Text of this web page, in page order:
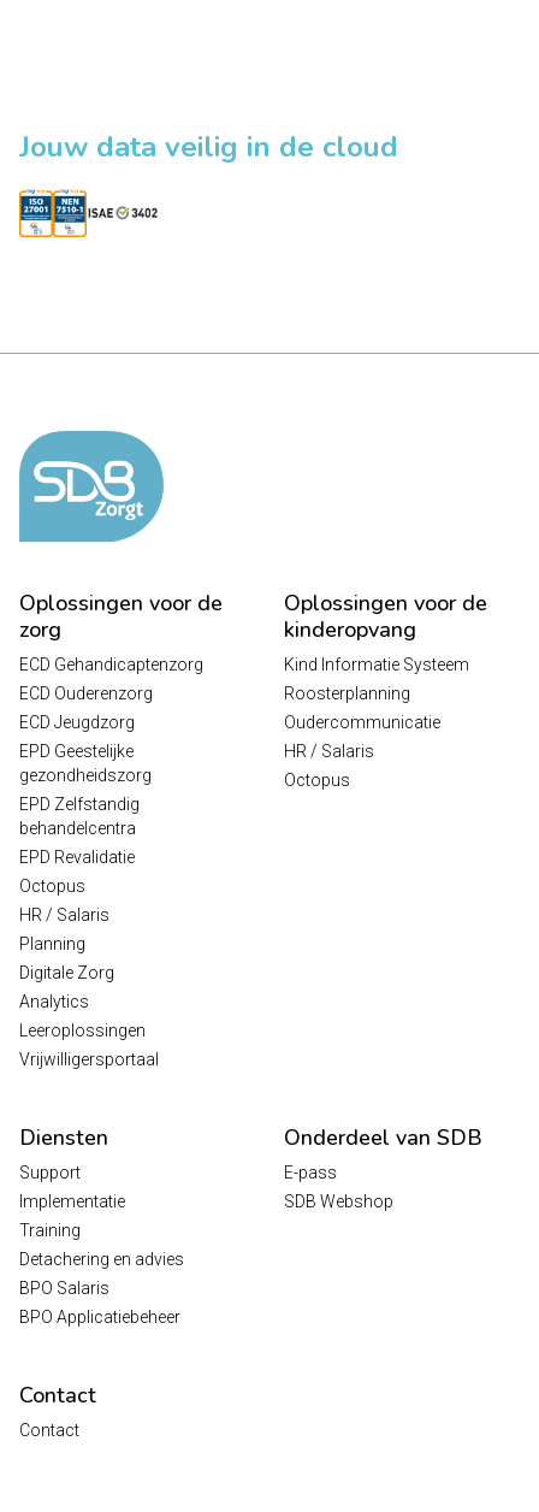
Jouw data veilig in de cloud
Oplossingen voor de
zorg
ECD Gehandicaptenzorg
ECD Ouderenzorg
ECD Jeugdzorg
EPD Geestelijke
gezondheidszorg
EPD Zelfstandig
behandelcentra
EPD Revalidatie
Octopus
HR / Salaris
Planning
Digitale Zorg
Analytics
Leeroplossingen
Vrijwilligersportaal
Oplossingen voor de
kinderopvang
Kind Informatie Systeem
Roosterplanning
Oudercommunicatie
HR / Salaris
Octopus
Diensten
Support
Implementatie
Training
Detachering en advies
BPO Salaris
BPO Applicatiebeheer
Onderdeel van SDB
E-pass
SDB Webshop
Contact
Contact